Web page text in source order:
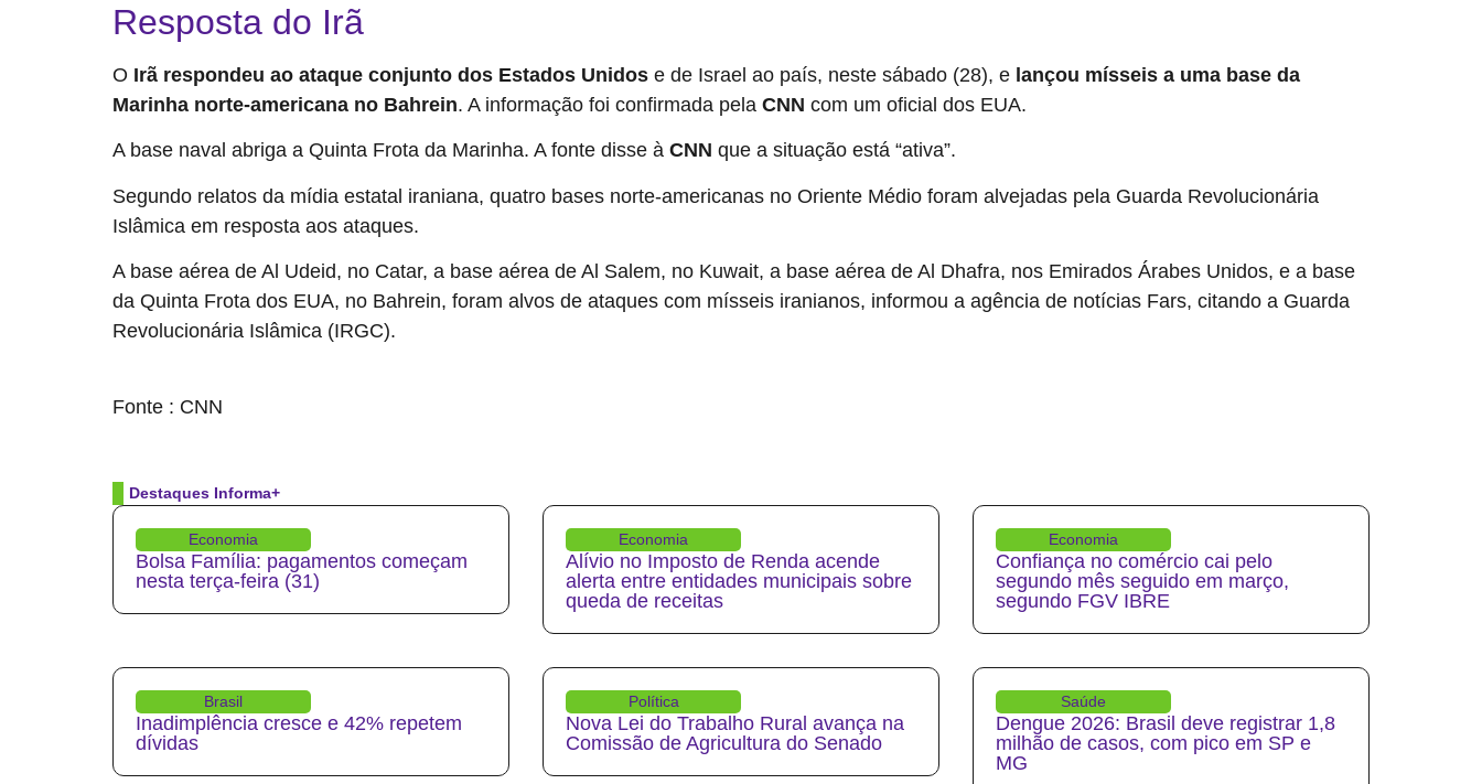
Resposta do Irã
O Irã respondeu ao ataque conjunto dos Estados Unidos e de Israel ao país, neste sábado (28), e lançou mísseis a uma base da
Marinha norte-americana no Bahrein. A informação foi confirmada pela CNN com um oficial dos EUA.
A base naval abriga a Quinta Frota da Marinha. A fonte disse à CNN que a situação está “ativa”.
Segundo relatos da mídia estatal iraniana, quatro bases norte-americanas no Oriente Médio foram alvejadas pela Guarda Revolucionária
Islâmica em resposta aos ataques.
A base aérea de Al Udeid, no Catar, a base aérea de Al Salem, no Kuwait, a base aérea de Al Dhafra, nos Emirados Árabes Unidos, e a base
da Quinta Frota dos EUA, no Bahrein, foram alvos de ataques com mísseis iranianos, informou a agência de notícias Fars, citando a Guarda
Revolucionária Islâmica (IRGC).
Fonte : CNN
Destaques Informa+
Economia
Bolsa Família: pagamentos começam
nesta terça-feira (31)
Economia
Alívio no Imposto de Renda acende
alerta entre entidades municipais sobre
queda de receitas
Economia
Confiança no comércio cai pelo
segundo mês seguido em março,
segundo FGV IBRE
Brasil
Inadimplência cresce e 42% repetem
dívidas
Política
Nova Lei do Trabalho Rural avança na
Comissão de Agricultura do Senado
Saúde
Dengue 2026: Brasil deve registrar 1,8
milhão de casos, com pico em SP e
MG